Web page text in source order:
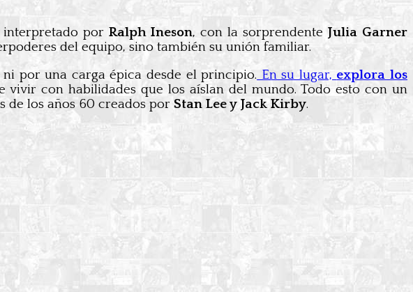
interpretado por Ralph Ineson, con la sorprendente Julia Garner
del equipo, sino también su unión familiar.
por una carga épica desde el principio. En su lugar, explora los
vivir con habilidades que los aíslan del mundo. Todo esto con un
de los años 60 creados porStan Lee y Jack Kirby.